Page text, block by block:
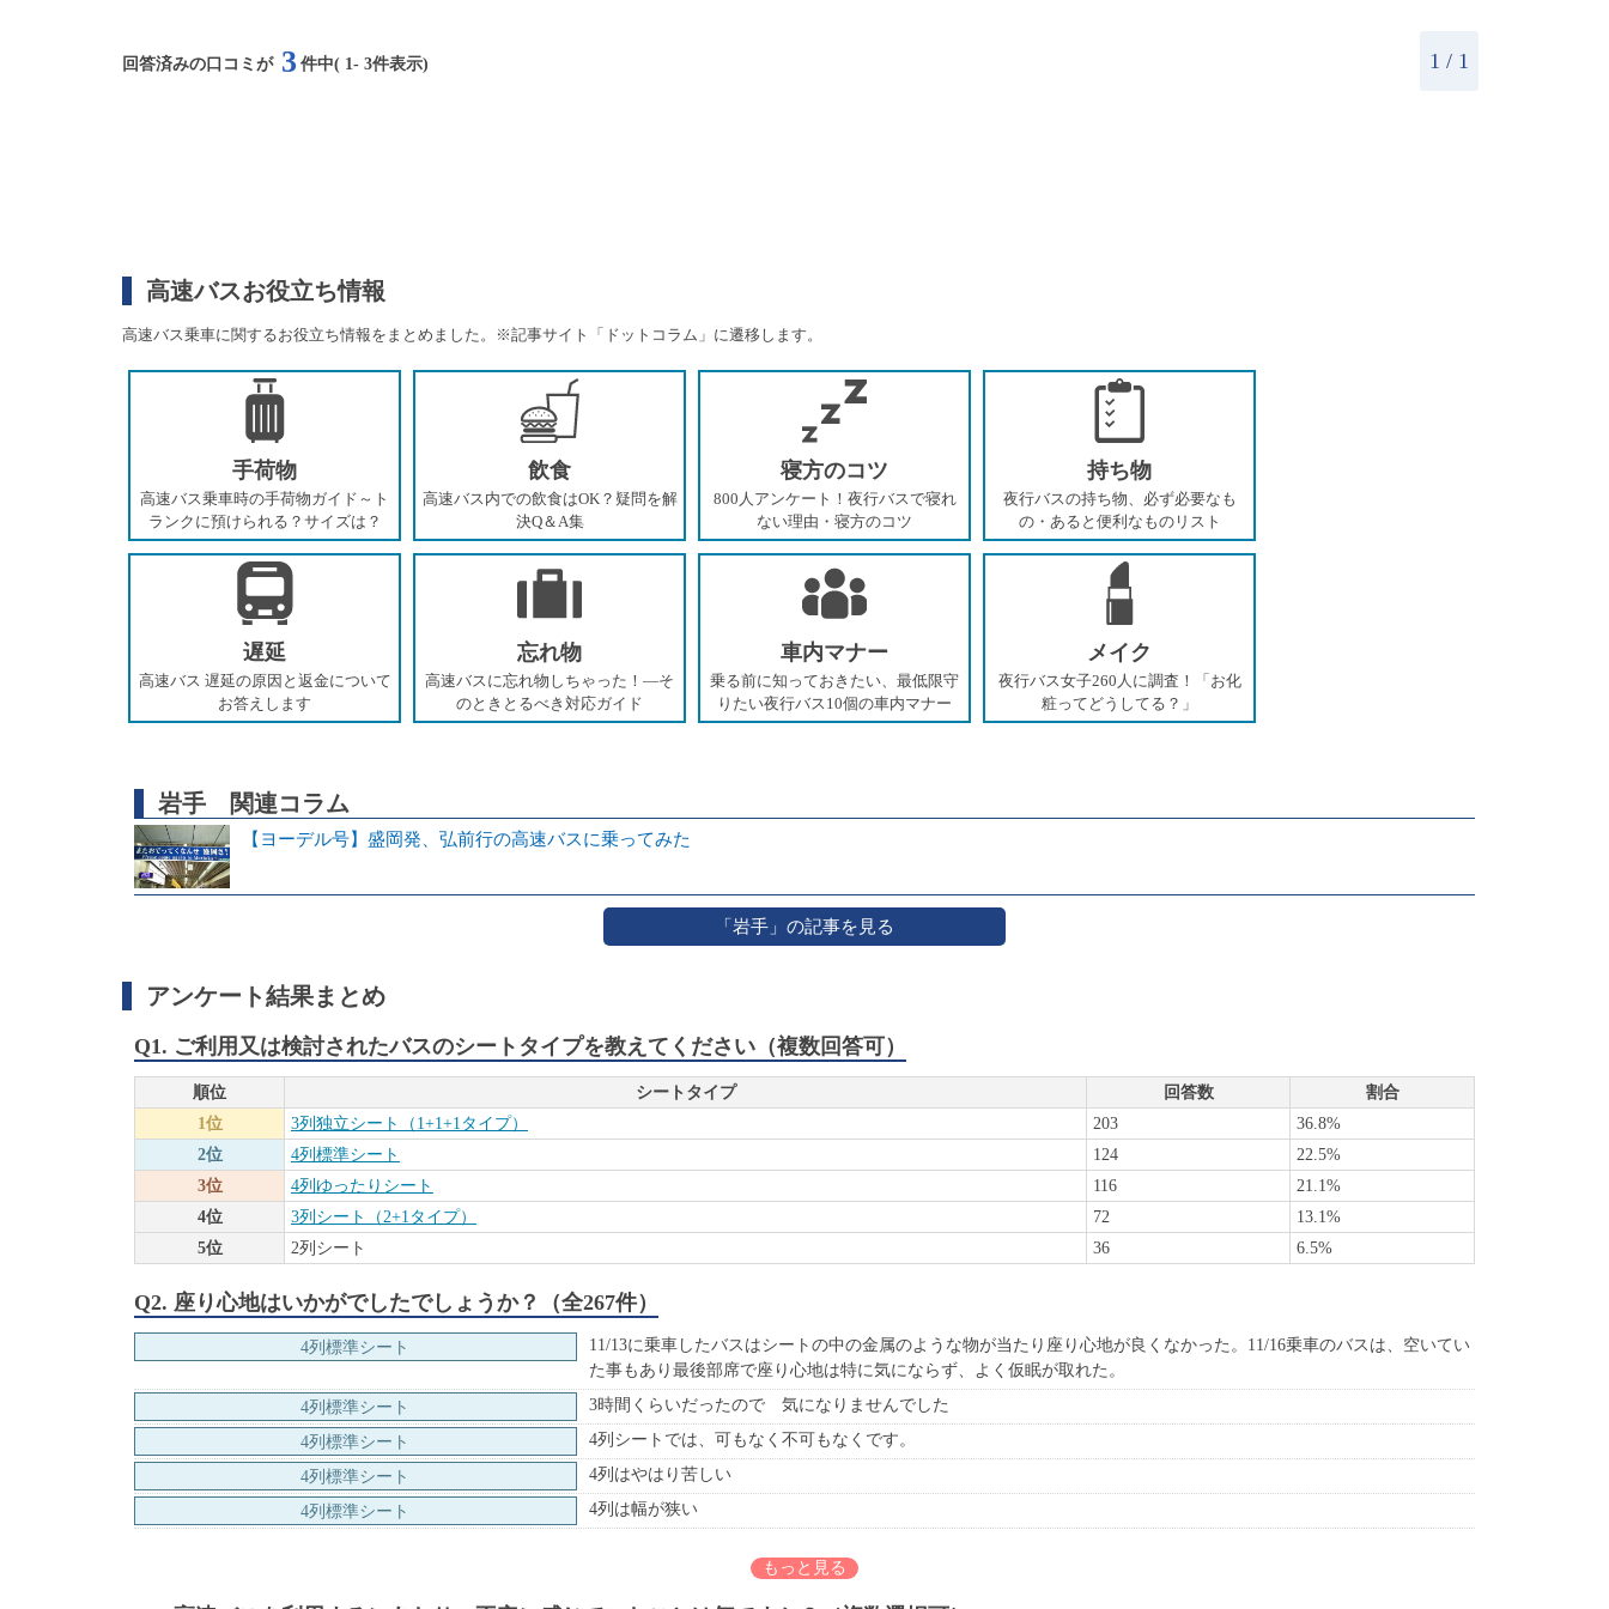
回答済みの口コミが 3 件中( 1 - 3件表示) 1 / 1
高速バスお役立ち情報
高速バス乗車に関するお役立ち情報をまとめました。 ※記事サイト「ドットコラム」に遷移します。
手荷物
高速バス乗車時の手荷物ガイド～ト
ランクに預けられる？サイズは？
飲食
高速バス内での飲食はOK？疑問を解
決Q＆A集
寝方のコツ
800人アンケート！夜行バスで寝れ
ない理由・寝方のコツ
持ち物
夜行バスの持ち物、必ず必要なも
の・あると便利なものリスト
遅延
高速バス 遅延の原因と返金について
お答えします
忘れ物
高速バスに忘れ物しちゃった！―そ
のときとるべき対応ガイド
車内マナー
乗る前に知っておきたい、最低限守
りたい夜行バス10個の車内マナー
メイク
夜行バス女子260人に調査！「お化
粧ってどうしてる？」
岩手 関連コラム
【ヨーデル号】盛岡発、弘前行の高速バスに乗ってみた
「岩手」の記事を見る
アンケート結果まとめ
Q1. ご利用又は検討されたバスのシートタイプを教えてください（複数回答可）
順位 シートタイプ 回答数
割合
1位
3列独立シート（1+1+1タイプ） 203
36.8%
2位
4列標準シート 124
22.5%
3位
4列ゆったりシート 116
21.1%
4位
3列シート（2+1タイプ） 72
13.1%
5位
2列シート 36 6.5%
Q2. 座り心地はいかがでしたでしょうか？（全267件）
4列標準シート
11/13に乗車したバスはシートの中の金属のような物が当たり座り心地が良くなかった。11/16乗車のバスは、空いてい
た事もあり最後部席で座り心地は特に気にならず、よく仮眠が取れた。
4列標準シート 3時間くらいだったので 気になりませんでした
4列標準シート 4列シートでは、可もなく不可もなくです。
4列標準シート 4列はやはり苦しい
4列標準シート 4列は幅が狭い
もっと見る